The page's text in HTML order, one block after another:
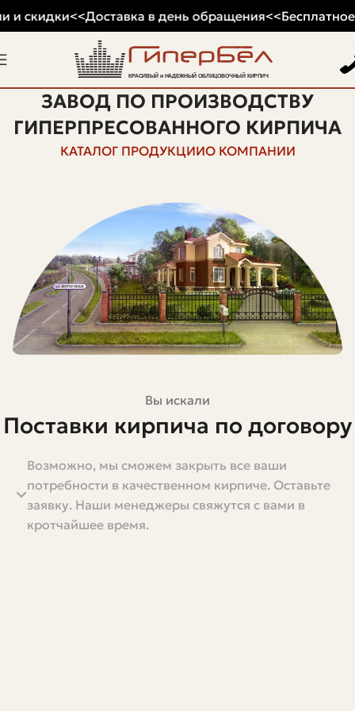
ЗАВОД ПО ПРОИЗВОДСТВУ
ГИПЕРПРЕСОВАННОГО КИРПИЧА
КАТАЛОГ ПРОДУКЦИИО КОМПАНИИ
Вы искали
Поставки кирпича по договору
Кирпич — один из самых рутинных, но при этом
критичных материалов на любом строительном
объекте. Ошибка в поставках способна остановить
работу на недели. Поэтому поставки кирпича по
Возможно, мы сможем закрыть все ваши
потребности в качественном кирпиче. Оставьте
заявку. Наши менеджеры свяжутся с вами в
кротчайшее время.
и скидки<<Доставка в день обращения<<Бесплатное